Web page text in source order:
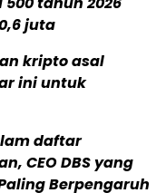
juta
kripto asal
ini untuk
daftar
CEO DBS yang
Berpengaruh